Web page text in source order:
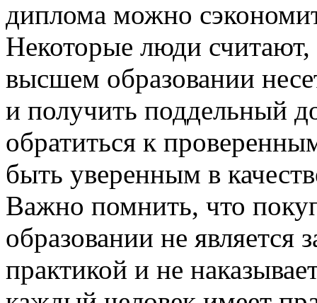
диплома можно
Некоторые люди
высшем образовании
и получить поддельный
обратиться к
быть уверенным в
Важно помнить, что
образовании не является
практикой и не